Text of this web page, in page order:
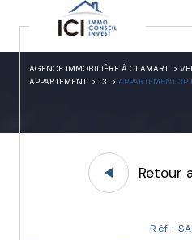
AGENCE IMMOBILIÈRE À CLAMART
APPARTEMENT
T3 APPARTEMENT 3P
Retour
Réf :